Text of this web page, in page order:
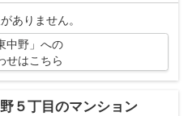
て...
ありません。
中野」への
せはこちら
５丁目のマンション